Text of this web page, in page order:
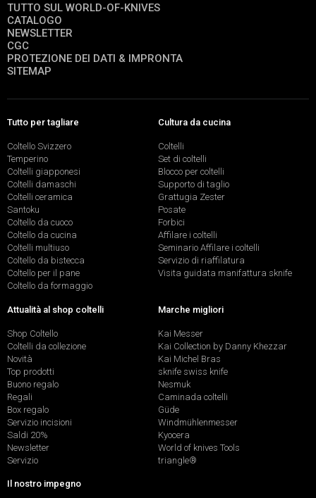
TUTTO SUL WORLD-OF-KNIVES
CATALOGO
NEWSLETTER
CGC
PROTEZIONE DEI DATI & IMPRONTA
SITEMAP
Tutto per tagliare
Coltello Svizzero
Temperino
Coltelli giapponesi
Coltelli damaschi
Coltelli ceramica
Santoku
Coltello da cuoco
Coltello da cucina
Coltelli multiuso
Coltello da bistecca
Coltello per il pane
Coltello da formaggio
Cultura da cucina
Coltelli
Set di coltelli
Blocco per coltelli
Supporto di taglio
Grattugia Zester
Posate
Forbici
Affilare i coltelli
Seminario Affilare i coltelli
Servizio di riaffilatura
Visita guidata manifattura sknife
Attualità al shop coltelli
Shop Coltello
Coltelli da collezione
Novità
Top prodotti
Buono regalo
Regali
Box regalo
Servizio incisioni
Saldi 20%
Newsletter
Servizio
Marche migliori
Kai Messer
Kai Collection by Danny Khezzar
Kai Michel Bras
sknife swiss knife
Nesmuk
Caminada coltelli
Güde
Windmühlenmesser
Kyocera
World of knives Tools
triangle®
Il nostro impegno